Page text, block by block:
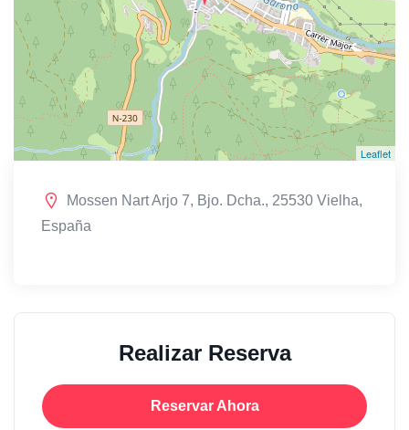
Leaflet
Mossen Nart Arjo 7, Bjo. Dcha., 25530 Vielha,
España
Realizar Reserva
Reservar Ahora